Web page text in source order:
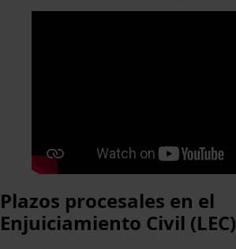
Plazos procesales en el
Enjuiciamiento Civil (LEC)